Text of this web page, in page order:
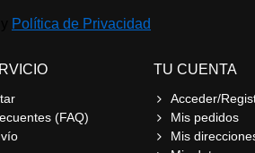
Política de Privacidad
(FAQ)
TU CUENTA
Acceder/
Mis pedidos
Mis